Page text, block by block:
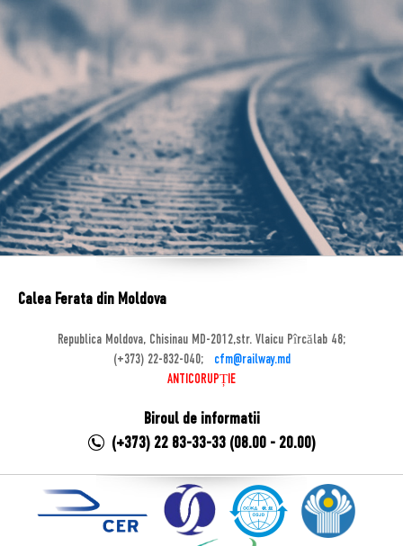
Calea Ferata din Moldova
Republica Moldova, Chisinau MD-2012,str. Vlaicu Pîrcălab 48;
(+373) 22-832-040;
cfm@railway.md
ANTICORUPȚIE
Biroul de informatii
(+373) 22 83-33-33 (08.00 - 20.00)